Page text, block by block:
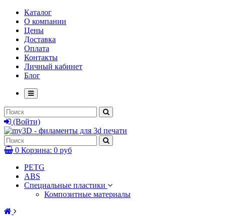
Каталог
О компании
Цены
Доставка
Оплата
Контакты
Личный кабинет
Блог
(Войти)
0 Корзина: 0 руб
PETG
ABS
Специальные пластики
Композитные материалы